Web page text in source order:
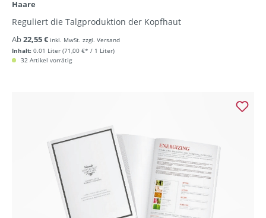
Haare
Reguliert die Talgproduktion der Kopfhaut
Inhalt: 0.01 Liter (71,00 €* / 1 Liter)
Ab22,55 € inkl. MwSt. zzgl. Versand
32 Artikel vorrätig